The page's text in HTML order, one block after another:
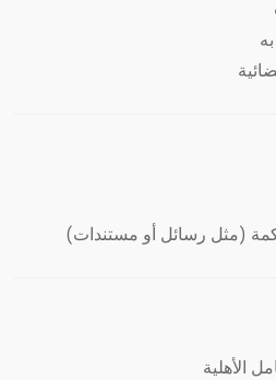
(مثل رسائل أو مستندات)
الأهلية